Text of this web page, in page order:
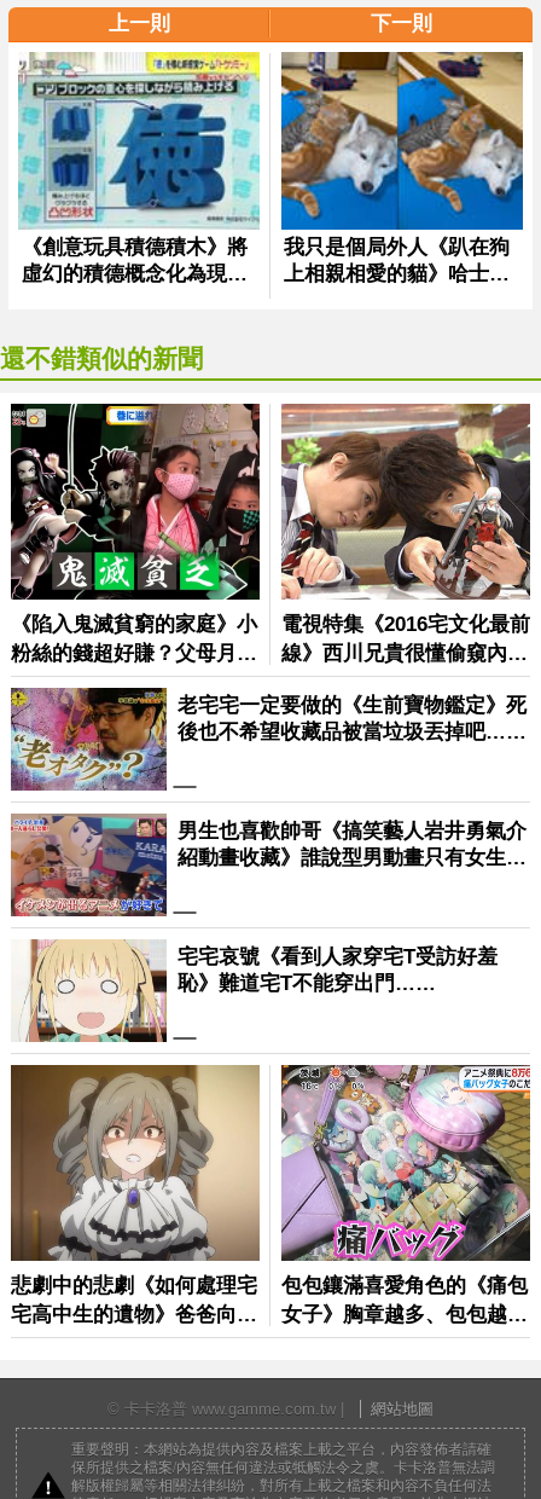
上一則 下一則
還不錯類似的新聞
© 卡卡洛普 www.gamme.com.tw | 網站地圖
重要聲明：本網站為提供內容及檔案上載之平台，內容發佈者請確
保所提供之檔案/內容無任何違法或牴觸法令之虞。卡卡洛普無法調
解版權歸屬等相關法律糾紛，對所有上載之檔案和內容不負任何法